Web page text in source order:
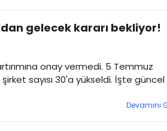
gelecek kararı bekliyor!
onay vermedi. 5 Temmuz
sayısı 30'a yükseldi. İşte güncel
Devamını